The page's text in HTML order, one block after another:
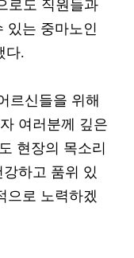
로도 직원들과
있는 중마노인
다.
르신들을 위해
여러분께 깊은
현장의 목소리
하고 품위 있
으로 노력하겠